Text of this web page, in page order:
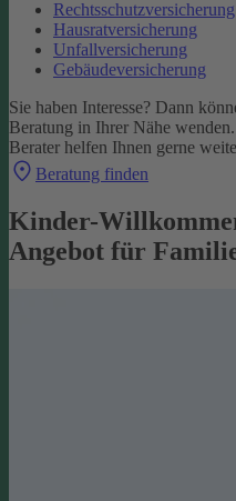
Rechtsschutzversicherung
Hausratversicherung
Unfallversicherung
Gebäudeversicherung
Sie haben Interesse? Dann
Beratung in Ihrer Nähe
Berater helfen Ihnen gerne
Beratung finden
Kinder-
Angebot für